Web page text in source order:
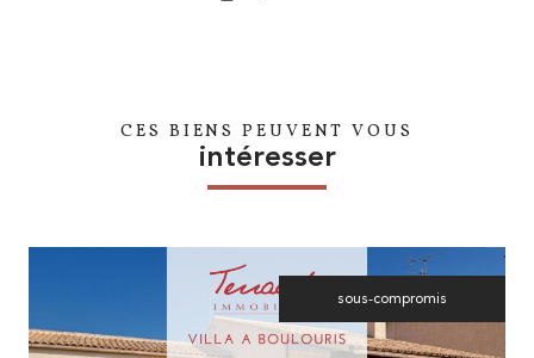
CES BIENS PEUVENT VOUS
intéresser
sous-compromis